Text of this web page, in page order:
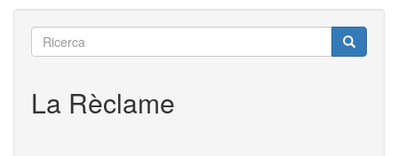
Ricerca
Ricerca Ricerca
La Rèclame